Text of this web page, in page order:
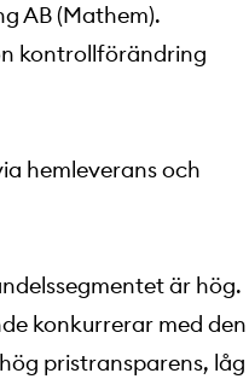
AB (Mathem).
kontrollförändring
hemleverans och
är hög.
konkurrerar med den
pristransparens, låg